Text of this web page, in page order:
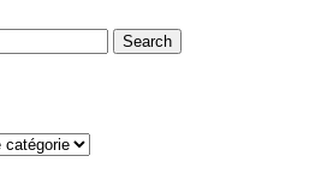
Search